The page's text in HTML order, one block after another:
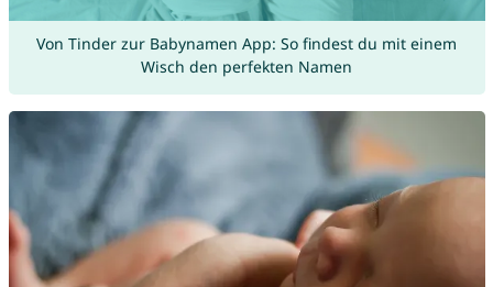
Von Tinder zur Babynamen App: So findest du mit einem
Wisch den perfekten Namen